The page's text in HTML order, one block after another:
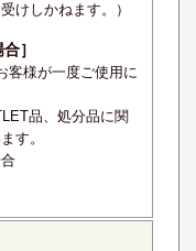
けしかねます。）
］
客様が一度ご使用に
品、処分品に関
す。